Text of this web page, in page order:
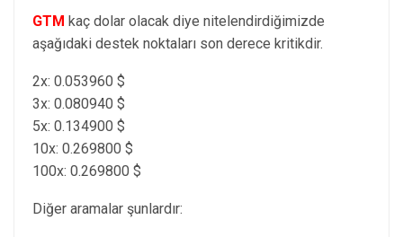
GTM kaç dolar olacak diye nitelendirdiğimizde
aşağıdaki destek noktaları son derece kritikdir.
2x: 0.053960 $
3x: 0.080940 $
5x: 0.134900 $
10x: 0.269800 $
100x: 0.269800 $
Diğer aramalar şunlardır: